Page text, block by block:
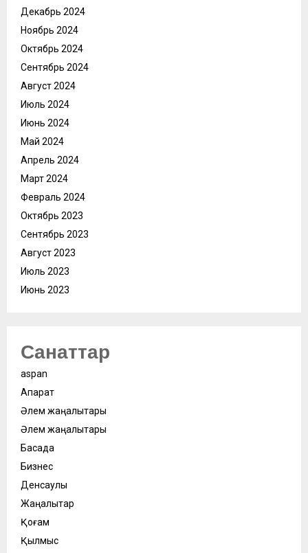
Декабрь 2024
Ноябрь 2024
Октябрь 2024
Сентябрь 2024
Август 2024
Июль 2024
Июнь 2024
Май 2024
Апрель 2024
Март 2024
Февраль 2024
Октябрь 2023
Сентябрь 2023
Август 2023
Июль 2023
Июнь 2023
Санаттар
aspan
Ақпарат
Әлем жаңалықтары
Әлем жаңалықтары
Басқада
Бизнес
Денсаулық
Жаңалықтар
Қоғам
Қылмыс